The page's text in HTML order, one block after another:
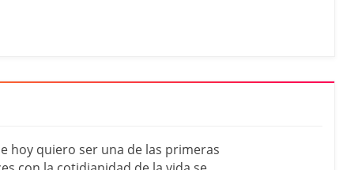
hoy quiero ser una de las primeras